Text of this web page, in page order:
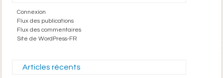
Connexion
Flux des publications
Flux des commentaires
Site de WordPress-FR
Articles récents